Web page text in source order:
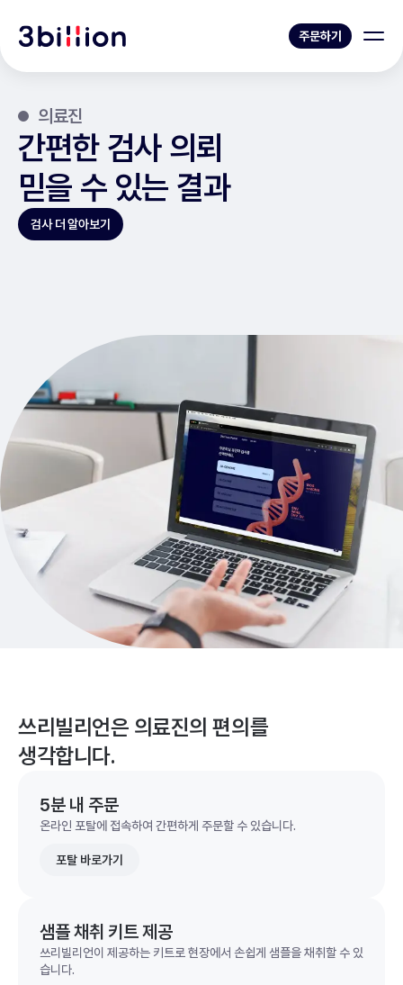
주문하기
의료진
간편한 검사 의뢰
믿을 수 있는 결과
검사 더 알아보기
쓰리빌리언은 의료진의 편의를
생각합니다.
5분 내 주문
온라인 포탈에 접속하여 간편하게 주문할 수 있습니다.
포탈 바로가기
샘플 채취 키트 제공
쓰리빌리언이 제공하는 키트로 현장에서 손쉽게 샘플을 채취할 수 있
습니다.